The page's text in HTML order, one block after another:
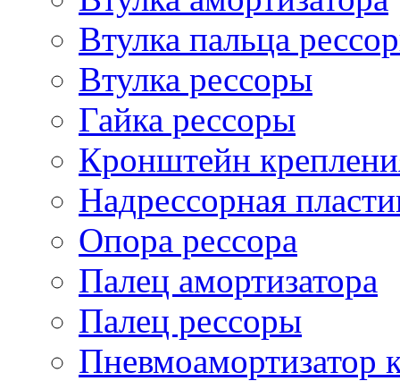
Втулка пальца
Втулка рессоры
Гайка рессоры
Кронштейн
Надрессорная
Опора рессора
Палец амортизатора
Палец рессоры
Пневмоамортизатор